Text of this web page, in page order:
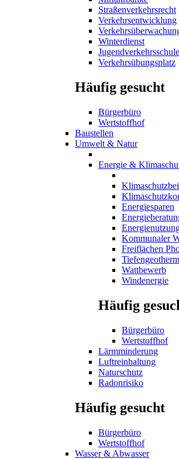
Straßenverkehrsrecht
Verkehrsentwicklung
Winterdienst
Jugendverkehrsschule
Verkehrsübungsplatz
Häufig gesucht
Bürgerbüro
Wertstoffhof
Baustellen
Umwelt & Natur
Energie &
Energiesparen
Kommunaler
Freiflächen
Wattbewerb
Windenergie
Häufig
Bürgerbüro
Wertstoffhof
Lärmminderung
Luftreinhaltung
Naturschutz
Radonrisiko
Häufig gesucht
Bürgerbüro
Wertstoffhof
Wasser & Abwasser